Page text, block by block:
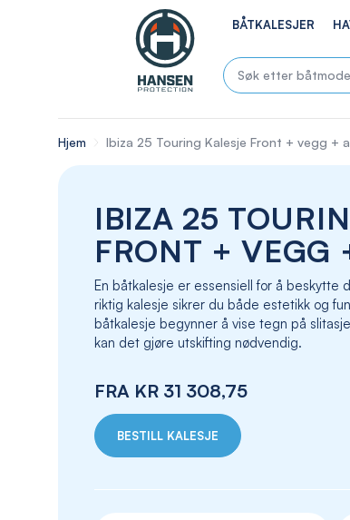
BÅTKALESJER
Hjem Ibiza 25 Touring Kalesje Front + vegg +
IBIZA 25
FRONT + VEGG
En båtkalesje er essensiell for å beskytte
riktig kalesje sikrer du både estetikk og
båtkalesje begynner å vise tegn på
kan det gjøre utskifting nødvendig.
FRA KR 31 308,75
BESTILL KALESJE